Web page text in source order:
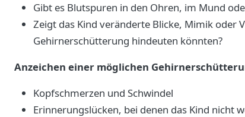
Gibt es Blutspuren in den Ohren, im Mund
Zeigt das Kind veränderte Blicke, Mimik oder
Gehirnerschütterung hindeuten könnten?
Anzeichen einer möglichen
Kopfschmerzen und Schwindel
Erinnerungslücken, bei denen das Kind nicht